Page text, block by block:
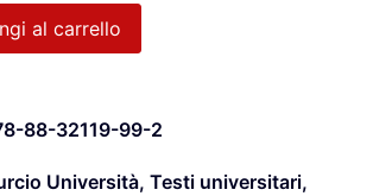
al carrello
88-32119-99-2
Università, Testi universitari,